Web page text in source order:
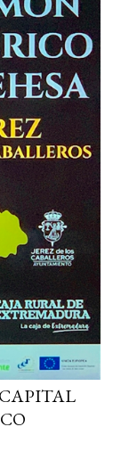
snack ligero,
Es el
CAPITAL